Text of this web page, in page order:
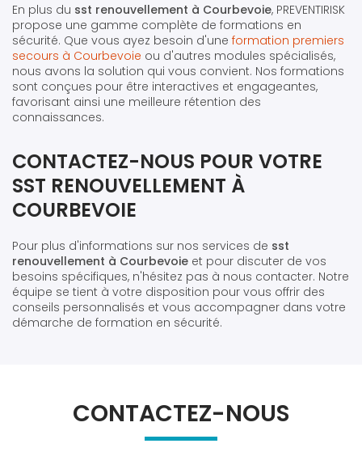
En plus du sst renouvellement à Courbevoie, PREVENTIRISK
propose une gamme complète de formations en
sécurité. Que vous ayez besoin d'une formation premiers
secours à Courbevoie ou d'autres modules spécialisés,
nous avons la solution qui vous convient. Nos formations
sont conçues pour être interactives et engageantes,
favorisant ainsi une meilleure rétention des
connaissances.
CONTACTEZ-NOUS POUR VOTRE
SST RENOUVELLEMENT À
COURBEVOIE
Pour plus d'informations sur nos services de sst
renouvellement à Courbevoie et pour discuter de vos
besoins spécifiques, n'hésitez pas à nous contacter. Notre
équipe se tient à votre disposition pour vous offrir des
conseils personnalisés et vous accompagner dans votre
démarche de formation en sécurité.
CONTACTEZ-NOUS